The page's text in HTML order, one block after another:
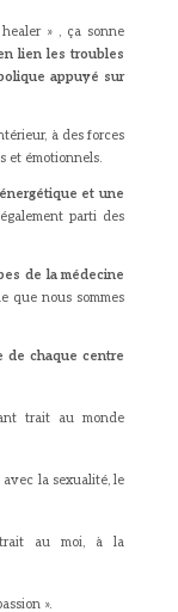
» , ça sonne
lien les troubles
appuyé sur
à des forces
et émotionnels.
et une
parti des
de la médecine
que nous sommes
de chaque centre
trait au monde
la sexualité, le
trait au moi, à la
».